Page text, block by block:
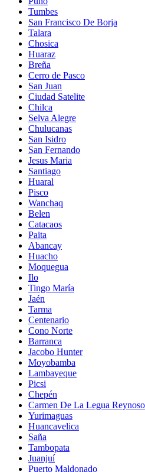
Tumbes
San Francisco De Borja
Talara
Chosica
Huaraz
Breña
Cerro de Pasco
San Juan
Ciudad Satelite
Chilca
Selva Alegre
Chulucanas
San Isidro
San Fernando
Jesus Maria
Santiago
Huaral
Pisco
Wanchaq
Belen
Catacaos
Paita
Abancay
Huacho
Moquegua
Ilo
Tingo María
Jaén
Tarma
Centenario
Cono Norte
Barranca
Jacobo Hunter
Moyobamba
Lambayeque
Picsi
Chepén
Carmen De La Legua Reynoso
Yurimaguas
Huancavelica
Saña
Tambopata
Juanjuí
Puerto Maldonado